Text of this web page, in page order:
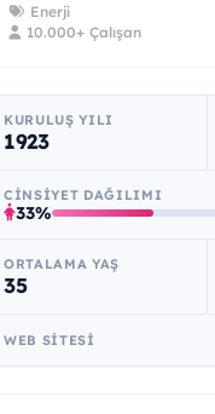
Enerji
10.000+ Çalışan
KURULUŞ YILI
1923
CINSIYET DAĞILIMI
33%
ORTALAMA YAŞ
35
WEB SITESI